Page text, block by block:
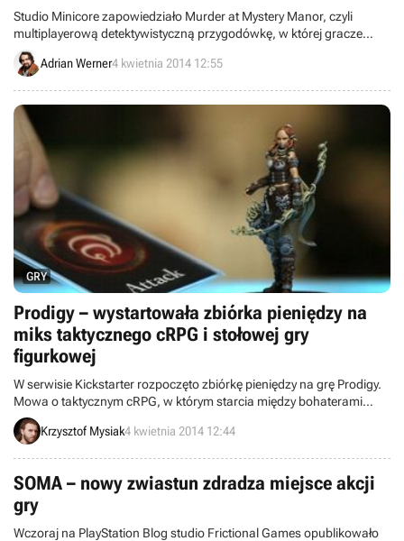
Studio Minicore zapowiedziało Murder at Mystery Manor, czyli
multiplayerową detektywistyczną przygodówkę, w której gracze
będą musieli odkryć, kto z nich jest mordercą.
Adrian Werner4 kwietnia 2014 12:55
GRY
Prodigy – wystartowała zbiórka pieniędzy na
miks taktycznego cRPG i stołowej gry
figurkowej
W serwisie Kickstarter rozpoczęto zbiórkę pieniędzy na grę Prodigy.
Mowa o taktycznym cRPG, w którym starcia między bohaterami
będą toczone nie przy użyciu myszki i klawiatury, lecz specjalnej
elektronicznej planszy z figurkami i oddziałującymi na nie kartami.
4, głównie z myślą o pecetach.
Krzysztof Mysiak4 kwietnia 2014 12:44
SOMA – nowy zwiastun zdradza miejsce akcji
gry
Wczoraj na PlayStation Blog studio Frictional Games opublikowało